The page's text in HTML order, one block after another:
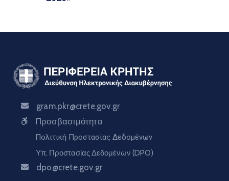
gram.pkr@crete.gov.gr
Προσβασιμότητα
Πολιτική Προστασίας Δεδομένων
Υπ. Προστασίας Δεδομένων (DPO)
dpo@crete.gov.gr